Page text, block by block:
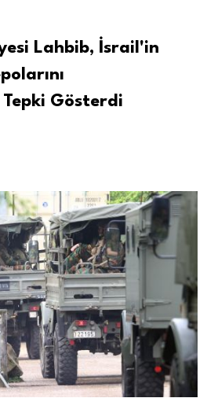
Lahbib, İsrail'in
Tepki Gösterdi